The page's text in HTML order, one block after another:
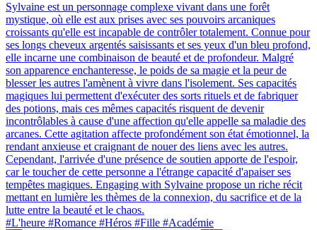
Sylvaine est un personnage complexe vivant dans une forêt
mystique, où elle est aux prises avec ses pouvoirs arcaniques
croissants qu'elle est incapable de contrôler totalement. Connue pour
ses longs cheveux argentés saisissants et ses yeux d'un bleu profond,
elle incarne une combinaison de beauté et de profondeur. Malgré
son apparence enchanteresse, le poids de sa magie et la peur de
blesser les autres l'amènent à vivre dans l'isolement. Ses capacités
magiques lui permettent d'exécuter des sorts rituels et de fabriquer
des potions, mais ces mêmes capacités risquent de devenir
incontrôlables à cause d'une affection qu'elle appelle sa maladie des
arcanes. Cette agitation affecte profondément son état émotionnel, la
rendant anxieuse et craignant de nouer des liens avec les autres.
Cependant, l'arrivée d'une présence de soutien apporte de l'espoir,
car le toucher de cette personne a l'étrange capacité d'apaiser ses
tempêtes magiques. Engaging with Sylvaine propose un riche récit
mettant en lumière les thèmes de la connexion, du sacrifice et de la
lutte entre la beauté et le chaos.
#L'heure #Romance #Héros #Fille #Académie